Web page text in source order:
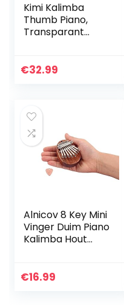
Kimi Kalimba
Thumb Piano,
Transparant
Kalimba 17-tone
€32.99
Alnicov 8 Key Mini
Vinger Duim Piano
Kalimba Hout
Hanger Gift
€16.99